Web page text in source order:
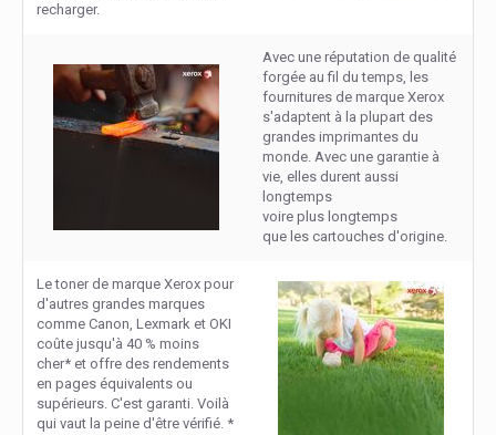
recharger.
Avec une réputation de qualité
forgée au fil du temps, les
fournitures de marque Xerox
s'adaptent à la plupart des
grandes imprimantes du
monde. Avec une garantie à
vie, elles durent aussi
longtemps
voire plus longtemps
que les cartouches d'origine.
Le toner de marque Xerox pour
d'autres grandes marques
comme Canon, Lexmark et OKI
coûte jusqu'à 40 % moins
cher* et offre des rendements
en pages équivalents ou
supérieurs. C'est garanti. Voilà
qui vaut la peine d'être vérifié. *